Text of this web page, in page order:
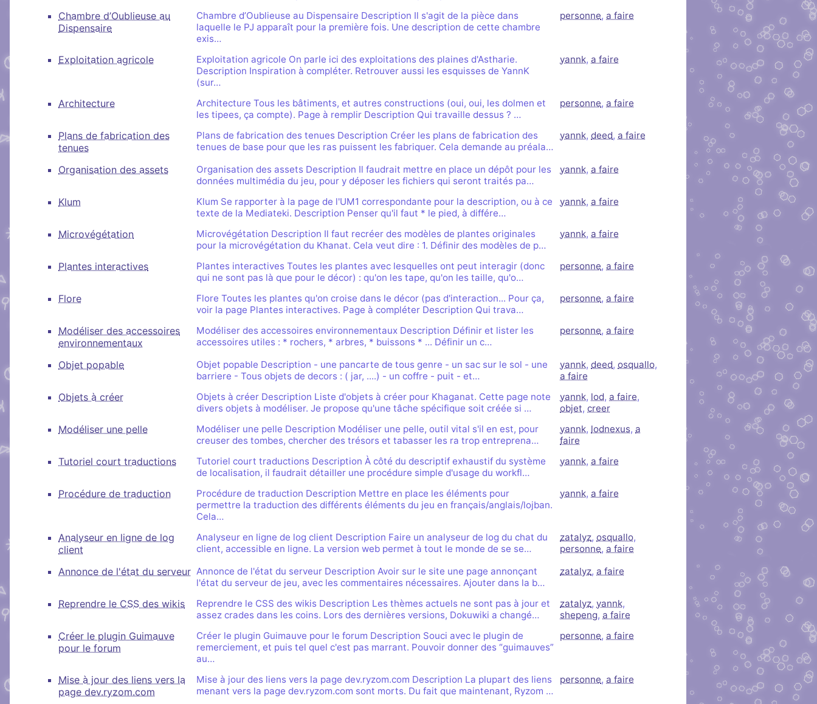
Chambre d’Oublieuse au
Dispensaire
Chambre d’Oublieuse au Dispensaire Description Il s'agit de la pièce dans
laquelle le PJ apparaît pour la première fois. Une description de cette chambre
exis…
personne, a faire
Exploitation agricole
Exploitation agricole On parle ici des exploitations des plaines d'Astharie.
Description Inspiration à compléter. Retrouver aussi les esquisses de YannK
(sur…
yannk, a faire
Architecture
Architecture Tous les bâtiments, et autres constructions (oui, oui, les dolmen et
les tipees, ça compte). Page à remplir Description Qui travaille dessus ? …
personne, a faire
Plans de fabrication des
tenues
Plans de fabrication des tenues Description Créer les plans de fabrication des
tenues de base pour que les ras puissent les fabriquer. Cela demande au préala…
yannk, deed, a faire
Organisation des assets
Organisation des assets Description Il faudrait mettre en place un dépôt pour les
données multimédia du jeu, pour y déposer les fichiers qui seront traités pa…
yannk, a faire
Klum
Klum Se rapporter à la page de l'UM1 correspondante pour la description, ou à ce
texte de la Mediateki. Description Penser qu'il faut * le pied, à différe…
yannk, a faire
Microvégétation
Microvégétation Description Il faut recréer des modèles de plantes originales
pour la microvégétation du Khanat. Cela veut dire : 1. Définir des modèles de p…
yannk, a faire
Plantes interactives
Plantes interactives Toutes les plantes avec lesquelles ont peut interagir (donc
qui ne sont pas là que pour le décor) : qu'on les tape, qu'on les taille, qu'o…
personne, a faire
Flore
Flore Toutes les plantes qu'on croise dans le décor (pas d'interaction... Pour ça,
voir la page Plantes interactives. Page à compléter Description Qui trava…
personne, a faire
Modéliser des accessoires
environnementaux
Modéliser des accessoires environnementaux Description Définir et lister les
accessoires utiles : * rochers, * arbres, * buissons * ... Définir un c…
personne, a faire
Objet popable
Objet popable Description - une pancarte de tous genre - un sac sur le sol - une
barriere - Tous objets de decors : ( jar, ....) - un coffre - puit - et…
yannk, deed, osquallo,
a faire
Objets à créer
Objets à créer Description Liste d'objets à créer pour Khaganat. Cette page note
divers objets à modéliser. Je propose qu'une tâche spécifique soit créée si …
yannk, lod, a faire,
objet, creer
Modéliser une pelle
Modéliser une pelle Description Modéliser une pelle, outil vital s'il en est, pour
creuser des tombes, chercher des trésors et tabasser les ra trop entreprena…
yannk, lodnexus, a
faire
Tutoriel court traductions
Tutoriel court traductions Description À côté du descriptif exhaustif du système
de localisation, il faudrait détailler une procédure simple d'usage du workfl…
yannk, a faire
Procédure de traduction
Procédure de traduction Description Mettre en place les éléments pour
permettre la traduction des différents éléments du jeu en français/anglais/lojban.
Cela…
yannk, a faire
Analyseur en ligne de log
client
Analyseur en ligne de log client Description Faire un analyseur de log du chat du
client, accessible en ligne. La version web permet à tout le monde de se se…
zatalyz, osquallo,
personne, a faire
Annonce de l'état du serveur Annonce de l'état du serveur Description Avoir sur le site une page annonçant
l'état du serveur de jeu, avec les commentaires nécessaires. Ajouter dans la b…
zatalyz, a faire
Reprendre le CSS des wikis
Reprendre le CSS des wikis Description Les thèmes actuels ne sont pas à jour et
assez crades dans les coins. Lors des dernières versions, Dokuwiki a changé…
zatalyz, yannk,
shepeng, a faire
Créer le plugin Guimauve
pour le forum
Créer le plugin Guimauve pour le forum Description Souci avec le plugin de
remerciement, et puis tel quel c'est pas marrant. Pouvoir donner des “guimauves”
au…
personne, a faire
Mise à jour des liens vers la
page dev.ryzom.com
Mise à jour des liens vers la page dev.ryzom.com Description La plupart des liens
menant vers la page dev.ryzom.com sont morts. Du fait que maintenant, Ryzom …
personne, a faire